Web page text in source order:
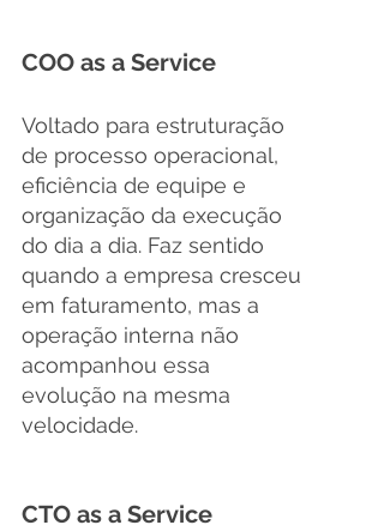
COO as a Service
Voltado para estruturação
de processo operacional,
eficiência de equipe e
organização da execução
do dia a dia. Faz sentido
quando a empresa cresceu
em faturamento, mas a
operação interna não
acompanhou essa
evolução na mesma
velocidade.
CTO as a Service